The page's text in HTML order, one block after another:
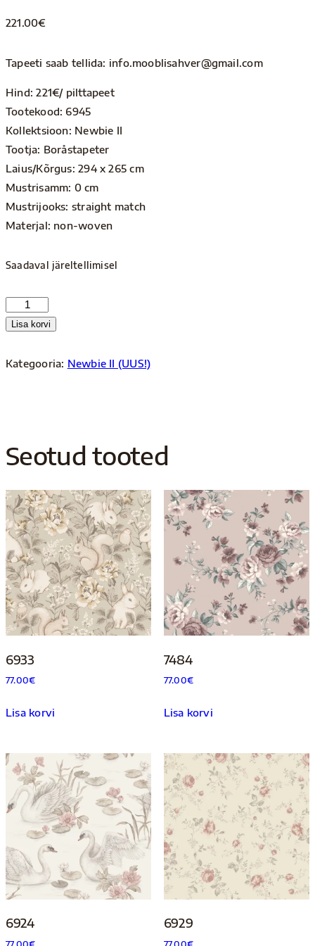
221.00€
Tapeeti saab tellida: info.mooblisahver@gmail.com
Hind: 221€/ pilttapeet
Tootekood: 6945
Kollektsioon: Newbie II
Tootja: Boråstapeter
Laius/Kõrgus: 294 x 265 cm
Mustrisamm: 0 cm
Mustrijooks: straight match
Materjal: non-woven
Saadaval järeltellimisel
6945
kogus
Lisa korvi
Kategooria: Newbie II (UUS!)
Seotud tooted
6933
77.00€
Lisa korvi
7484
77.00€
Lisa korvi
6924 6929